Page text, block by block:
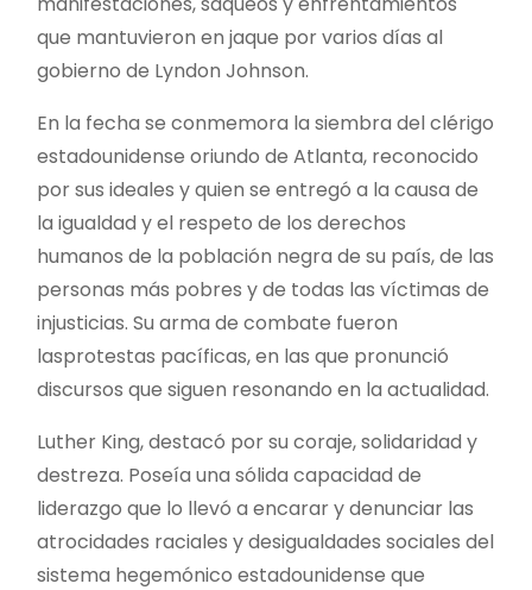
que mantuvieron en jaque por varios días al
gobierno de Lyndon Johnson.
En la fecha se conmemora la siembra del clérigo
estadounidense oriundo de Atlanta, reconocido
por sus ideales y quien se entregó a la causa de
la igualdad y el respeto de los derechos
humanos de la población negra de su país, de las
personas más pobres y de todas las víctimas de
injusticias. Su arma de combate fueron
lasprotestas pacíficas, en las que pronunció
discursos que siguen resonando en la actualidad.
Luther King, destacó por su coraje, solidaridad y
destreza. Poseía una sólida capacidad de
liderazgo que lo llevó a encarar y denunciar las
atrocidades raciales y desigualdades sociales del
sistema hegemónico estadounidense que